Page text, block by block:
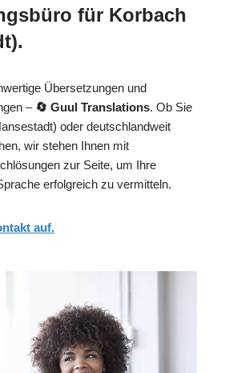
für Korbach
Übersetzungen und
– 🔄 Guul Translations. Ob Sie
oder deutschlandweit
wir stehen Ihnen mit
zur Seite, um Ihre
erfolgreich zu vermitteln.
auf.